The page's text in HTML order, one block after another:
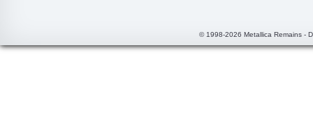
© 1998-2026 Metallica Remains -